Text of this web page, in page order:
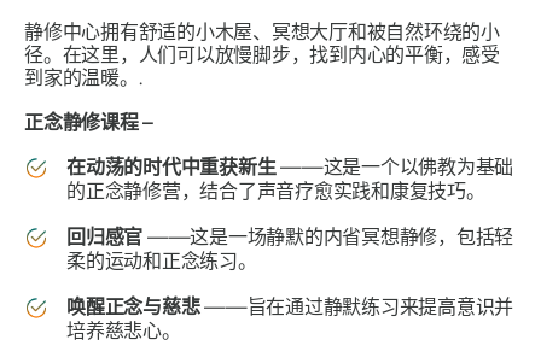
静修中心拥有舒适的小木屋、冥想大厅和被自然环绕的小
径。在这里，人们可以放慢脚步，找到内心的平衡，感受
到家的温暖。.
正念静修课程 –
在动荡的时代中重获新生 ——这是一个以佛教为基础
的正念静修营，结合了声音疗愈实践和康复技巧。
回归感官 ——这是一场静默的内省冥想静修，包括轻
柔的运动和正念练习。
唤醒正念与慈悲——旨在通过静默练习来提高意识并
培养慈悲心。